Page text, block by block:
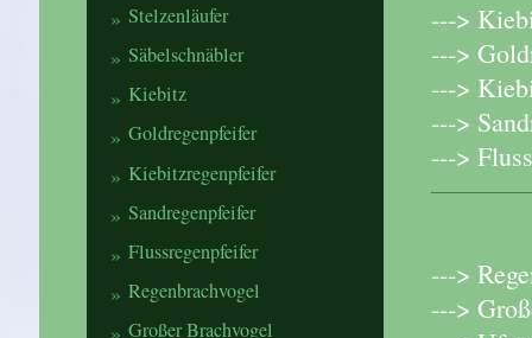
--->
--->
--->
--->
--->
--->
--->
Stelzenläufer
Säbelschnäbler
Kiebitz
Goldregenpfeifer
Kiebitzregenpfeifer
Sandregenpfeifer
Flussregenpfeifer
Regenbrachvogel
Großer Brachvogel